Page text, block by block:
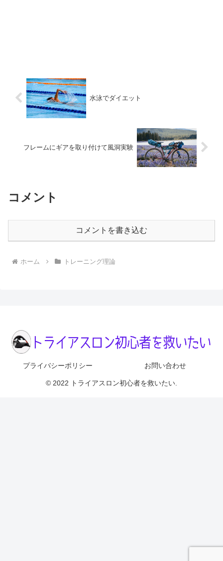
水泳でダイエット
フレームにギアを取り付けて風洞実験
コメント
コメントを書き込む
ホーム トレーニング理論
プライバシーポリシー お問い合わせ
© 2022 トライアスロン初心者を救いたい.